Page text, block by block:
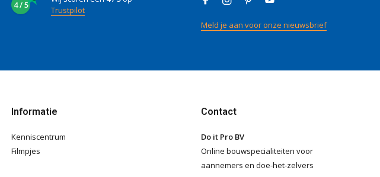
4 / 5
Trustpilot
Meld je aan voor onze nieuwsbrief
Informatie
Kenniscentrum
Filmpjes
Contact
Do it Pro BV
Online bouwspecialiteiten voor
aannemers en doe-het-zelvers